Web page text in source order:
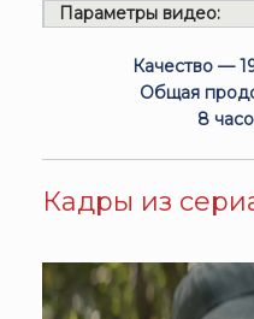
Параметры видео:
Качество —
Общая
8
Кадры из